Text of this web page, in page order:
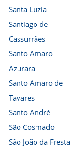
Santa Luzia
Santiago de
Cassurrães
Santo Amaro
Azurara
Santo Amaro de
Tavares
Santo André
São Cosmado
São João da Fresta